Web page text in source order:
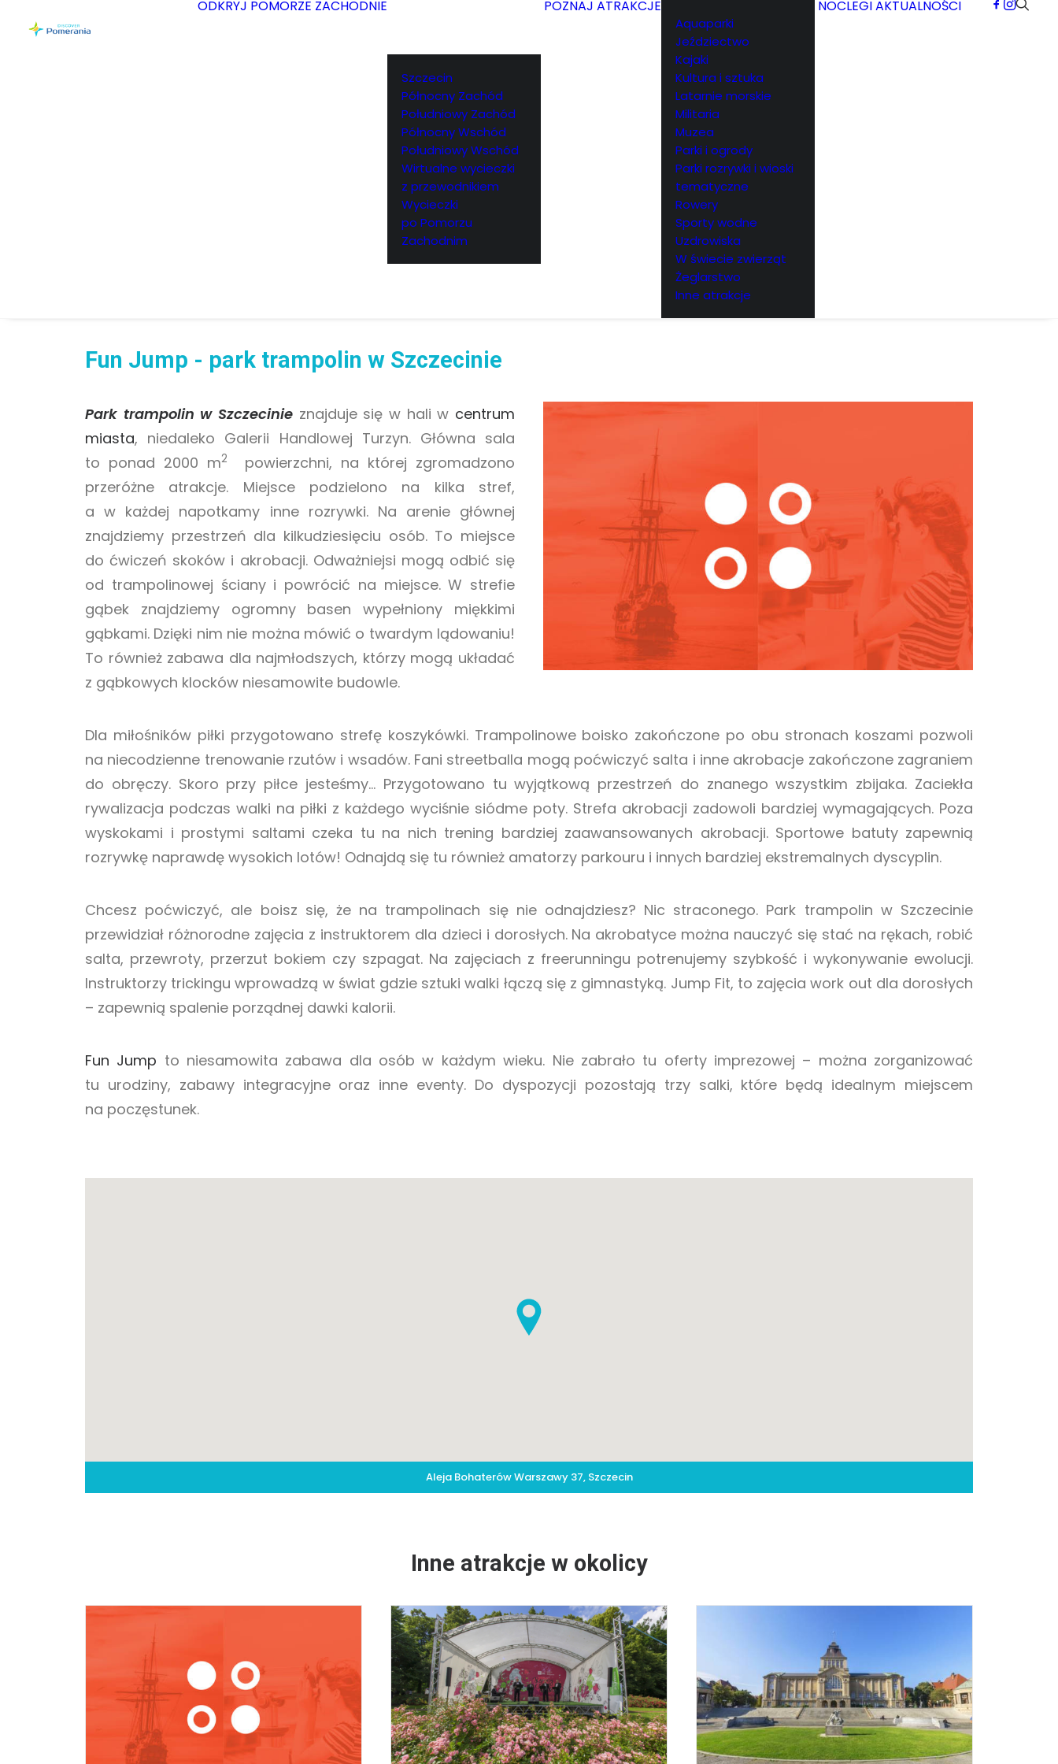
ODKRYJ POMORZE ZACHODNIE
Szczecin
Północny Zachód
Południowy Zachód
Północny Wschód
Południowy Wschód
Wirtualne wycieczki
z przewodnikiem
Wycieczki
po Pomorzu
Zachodnim
POZNAJ ATRAKCJE
Aquaparki
Jeździectwo
Kajaki
Kultura i sztuka
Latarnie morskie
Militaria
Muzea
Parki i ogrody
Parki rozrywki i wioski
tematyczne
Rowery
Sporty wodne
Uzdrowiska
W świecie zwierząt
Żeglarstwo
Inne atrakcje
NOCLEGIAKTUALNOŚCI
Fun Jump - park trampolin w Szczecinie
Park trampolin w Szczecinie znajduje się w hali w centrum
miasta, niedaleko Galerii Handlowej Turzyn. Główna sala
to ponad 2000 m2
powierzchni, na której zgromadzono
przeróżne atrakcje. Miejsce podzielono na kilka stref,
a w każdej napotkamy inne rozrywki. Na arenie głównej
znajdziemy przestrzeń dla kilkudziesięciu osób. To miejsce
do ćwiczeń skoków i akrobacji. Odważniejsi mogą odbić się
od trampolinowej ściany i powrócić na miejsce. W strefie
gąbek znajdziemy ogromny basen wypełniony miękkimi
gąbkami. Dzięki nim nie można mówić o twardym lądowaniu!
To również zabawa dla najmłodszych, którzy mogą układać
z gąbkowych klocków niesamowite budowle.
Dla miłośników piłki przygotowano strefę koszykówki. Trampolinowe boisko zakończone po obu stronach koszami pozwoli
na niecodzienne trenowanie rzutów i wsadów. Fani streetballa mogą poćwiczyć salta i inne akrobacje zakończone zagraniem
do obręczy. Skoro przy piłce jesteśmy… Przygotowano tu wyjątkową przestrzeń do znanego wszystkim zbijaka. Zaciekła
rywalizacja podczas walki na piłki z każdego wyciśnie siódme poty. Strefa akrobacji zadowoli bardziej wymagających. Poza
wyskokami i prostymi saltami czeka tu na nich trening bardziej zaawansowanych akrobacji. Sportowe batuty zapewnią
rozrywkę naprawdę wysokich lotów! Odnajdą się tu również amatorzy parkouru i innych bardziej ekstremalnych dyscyplin.
Chcesz poćwiczyć, ale boisz się, że na trampolinach się nie odnajdziesz? Nic straconego. Park trampolin w Szczecinie
przewidział różnorodne zajęcia z instruktorem dla dzieci i dorosłych. Na akrobatyce można nauczyć się stać na rękach, robić
salta, przewroty, przerzut bokiem czy szpagat. Na zajęciach z freerunningu potrenujemy szybkość i wykonywanie ewolucji.
Instruktorzy trickingu wprowadzą w świat gdzie sztuki walki łączą się z gimnastyką. Jump Fit, to zajęcia work out dla dorosłych
– zapewnią spalenie porządnej dawki kalorii.
Fun Jump to niesamowita zabawa dla osób w każdym wieku. Nie zabrało tu oferty imprezowej – można zorganizować
tu urodziny, zabawy integracyjne oraz inne eventy. Do dyspozycji pozostają trzy salki, które będą idealnym miejscem
na poczęstunek.
Aleja Bohaterów Warszawy 37, Szczecin
Inne atrakcje w okolicy